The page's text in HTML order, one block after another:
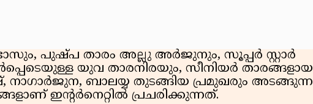
പുഷ്പ താരം അല്ലു അർജുനും, സൂപ്പർ സ്റ്റാർ
യുവ താരനിരയും, സീനിയർ താരങ്ങളായ
നാഗാർജുന, ബാലയ്യ തുടങ്ങിയ പ്രമുഖരും അടങ്ങുന്ന
ഇന്റർനെറ്റിൽ പ്രചരിക്കുന്നത്.